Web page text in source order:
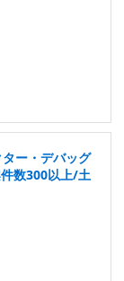
ー・デバッグ
数300以上/土